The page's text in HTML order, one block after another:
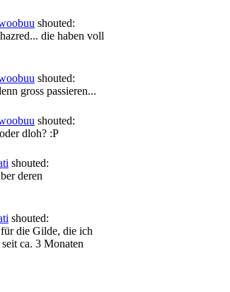
shouted:
die haben voll
shouted:
gross passieren...
shouted:
dloh? :P
shouted:
deren
shouted:
die Gilde, die ich
ca. 3 Monaten